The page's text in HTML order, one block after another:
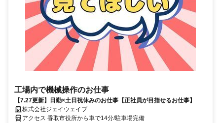
工場内で機械操作のお仕事
【7.27更新】日勤×土日祝休みのお仕事【正社員が目指せるお仕事】
株式会社ジェイウェイブ
アクセス 香取市役所から車で14分/駐車場完備